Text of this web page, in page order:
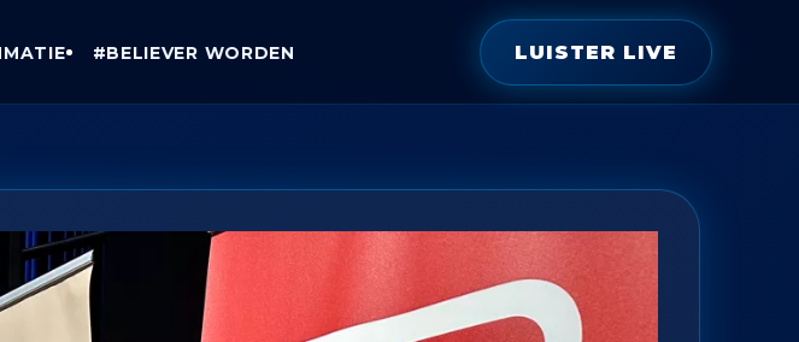
#BELIEVER WORDEN LUISTER LIVE